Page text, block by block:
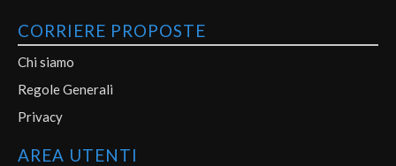
CORRIERE PROPOSTE
Chi siamo
Regole Generali
Privacy
AREA UTENTI